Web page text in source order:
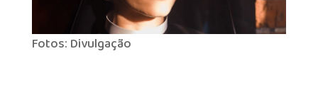
Fotos: Divulgação